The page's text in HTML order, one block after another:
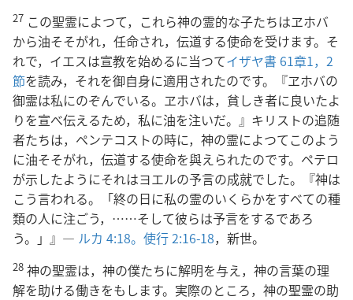
27 この聖霊によつて，これら神の霊的な子たちはヱホバ
から油そそがれ，任命され，伝道する使命を受けます。そ
れで，イエスは宣教を始めるに当つてイザヤ書 61章1，2
節を読み，それを御自身に適用されたのです。『ヱホバの
御霊は私にのぞんでいる。ヱホバは，貧しき者に良いたよ
りを宣べ伝えるため，私に油を注いだ。』キリストの追随
者たちは，ペンテコストの時に，神の霊によつてこのよう
に油そそがれ，伝道する使命を與えられたのです。ペテロ
が示したようにそれはヨエルの予言の成就でした。『神は
こう言われる。「終の日に私の霊のいくらかをすべての種
類の人に注ごう，……そして彼らは予言をするであろ
う。」』― ルカ 4:18。 使行 2:16-18，新世。
28 神の聖霊は，神の僕たちに解明を与え，神の言葉の理
解を助ける働きをもします。実際のところ，神の聖霊の助